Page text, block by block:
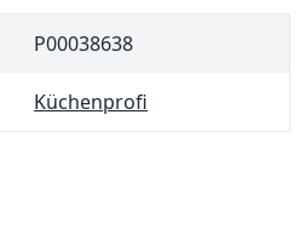
P00038638
Küchenprofi